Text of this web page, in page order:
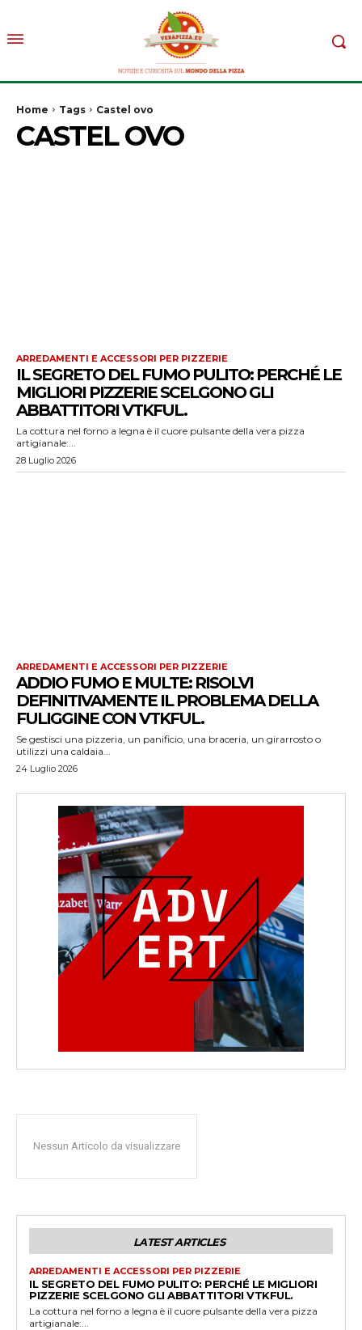
Home Tags Castel ovo
CASTEL OVO
ARREDAMENTI E ACCESSORI PER PIZZERIE
IL SEGRETO DEL FUMO PULITO: PERCHÉ LE
MIGLIORI PIZZERIE SCELGONO GLI
ABBATTITORI VTKFUL.
La cottura nel forno a legna è il cuore pulsante della vera pizza
artigianale:...
28 Luglio 2026
ARREDAMENTI E ACCESSORI PER PIZZERIE
ADDIO FUMO E MULTE: RISOLVI
DEFINITIVAMENTE IL PROBLEMA DELLA
FULIGGINE CON VTKFUL.
Se gestisci una pizzeria, un panificio, una braceria, un girarrosto o
utilizzi una caldaia...
24 Luglio 2026
Nessun Articolo da visualizzare
LATEST ARTICLES
ARREDAMENTI E ACCESSORI PER PIZZERIE
IL SEGRETO DEL FUMO PULITO: PERCHÉ LE MIGLIORI
PIZZERIE SCELGONO GLI ABBATTITORI VTKFUL.
La cottura nel forno a legna è il cuore pulsante della vera pizza
artigianale:...